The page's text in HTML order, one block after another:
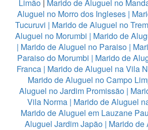
Limão | Marido de Aluguel no
Aluguel no Morro dos Ingleses |
Tucuruvi | Marido de Aluguel no
Aluguel no Morumbi | Marido de
| Marido de Aluguel no Paraiso|
Paraiso do Morumbi | Marido de
Franca | Marido de Aluguel na Vila
Marido de Aluguel no Campo
Aluguel no Jardim Promissão|
Vila Norma | Marido de Aluguel
Marido de Aluguel em Lauzane
Aluguel Jardim Japão| Marido de